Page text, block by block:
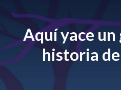
Aquí yace un
historia